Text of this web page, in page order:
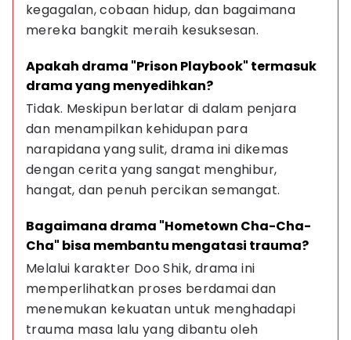
kegagalan, cobaan hidup, dan bagaimana
mereka bangkit meraih kesuksesan.
Apakah drama "Prison Playbook" termasuk
drama yang menyedihkan?
Tidak. Meskipun berlatar di dalam penjara
dan menampilkan kehidupan para
narapidana yang sulit, drama ini dikemas
dengan cerita yang sangat menghibur,
hangat, dan penuh percikan semangat.
Bagaimana drama "Hometown Cha-Cha-
Cha" bisa membantu mengatasi trauma?
Melalui karakter Doo Shik, drama ini
memperlihatkan proses berdamai dan
menemukan kekuatan untuk menghadapi
trauma masa lalu yang dibantu oleh